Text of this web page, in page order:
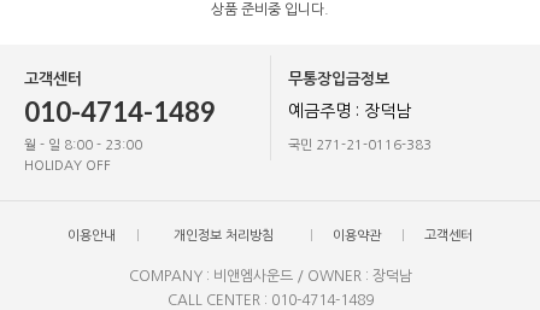
상품 준비중 입니다.
고객센터
010-4714-1489
월 - 일 8:00 - 23:00
HOLIDAY OFF
무통장입금정보
예금주명 : 장덕남
국민 271-21-0116-383
이용안내 개인정보 처리방침 이용약관 고객센터
COMPANY : 비앤엠사운드 / OWNER : 장덕남
CALL CENTER : 010-4714-1489